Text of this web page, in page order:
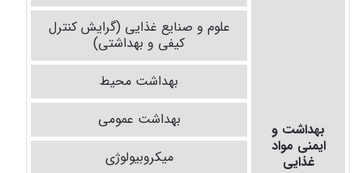
بهداشت و
ایمنی مواد
غذایی
علوم و صنایع غذایی (گرایش کنترل
کیفی و بهداشتی)
بهداشت محیط
بهداشت عمومی
میکروبیولوژی